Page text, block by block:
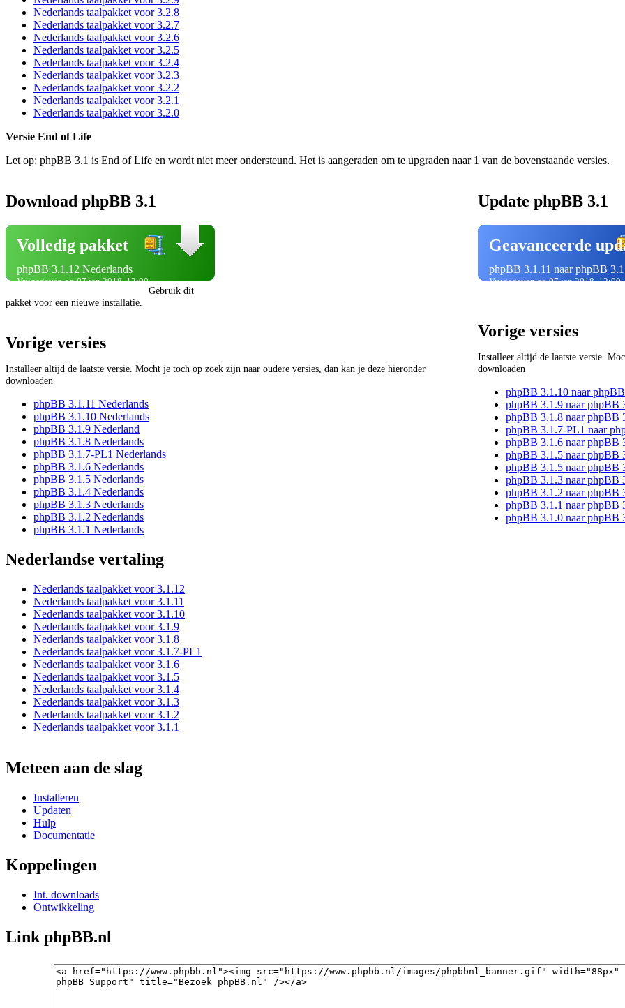
Nederlands taalpakket voor 3.2.8
Nederlands taalpakket voor 3.2.7
Nederlands taalpakket voor 3.2.6
Nederlands taalpakket voor 3.2.5
Nederlands taalpakket voor 3.2.4
Nederlands taalpakket voor 3.2.3
Nederlands taalpakket voor 3.2.2
Nederlands taalpakket voor 3.2.1
Nederlands taalpakket voor 3.2.0
Versie End of Life
Let op: phpBB 3.1 is End of Life en wordt niet meer ondersteund. Het is aangeraden om te upgraden naar 1 van de bovenstaande versies.
Download phpBB 3.1
Volledig pakket
phpBB 3.1.12 Nederlands
Vrijgegeven op 07 jan 2018, 12:00
Gebruik dit
pakket voor een nieuwe installatie.
Vorige versies
Installeer altijd de laatste versie. Mocht je toch op zoek zijn naar oudere versies, dan kan je deze hieronder
downloaden
phpBB 3.1.11 Nederlands
phpBB 3.1.10 Nederlands
phpBB 3.1.9 Nederland
phpBB 3.1.8 Nederlands
phpBB 3.1.7-PL1 Nederlands
phpBB 3.1.6 Nederlands
phpBB 3.1.5 Nederlands
phpBB 3.1.4 Nederlands
phpBB 3.1.3 Nederlands
phpBB 3.1.2 Nederlands
phpBB 3.1.1 Nederlands
Nederlandse vertaling
Nederlands taalpakket voor 3.1.12
Nederlands taalpakket voor 3.1.11
Nederlands taalpakket voor 3.1.10
Nederlands taalpakket voor 3.1.9
Nederlands taalpakket voor 3.1.8
Nederlands taalpakket voor 3.1.7-PL1
Nederlands taalpakket voor 3.1.6
Nederlands taalpakket voor 3.1.5
Nederlands taalpakket voor 3.1.4
Nederlands taalpakket voor 3.1.3
Nederlands taalpakket voor 3.1.2
Nederlands taalpakket voor 3.1.1
Update phpBB 3.1
Geavanceerde
phpBB 3.1.11 naar phpBB
Vrijgegeven op 07 jan 2018, 12:00
Vorige versies
Installeer altijd de laatste versie.
downloaden
phpBB 3.1.10 naar phpBB
phpBB 3.1.9 naar phpBB
phpBB 3.1.8 naar phpBB
phpBB 3.1.7-PL1 naar
phpBB 3.1.6 naar phpBB
phpBB 3.1.5 naar phpBB
phpBB 3.1.5 naar phpBB
phpBB 3.1.3 naar phpBB
phpBB 3.1.2 naar phpBB
phpBB 3.1.1 naar phpBB
phpBB 3.1.0 naar phpBB
Meteen aan de slag
Installeren
Updaten
Hulp
Documentatie
Koppelingen
Int. downloads
Ontwikkeling
Link phpBB.nl